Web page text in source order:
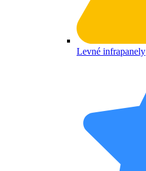
Levné infrapanely